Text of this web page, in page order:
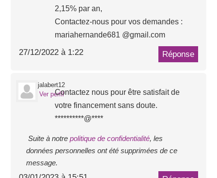
2,15% par an,
Contactez-nous pour vos demandes :
mariahernande681 @gmail.com
27/12/2022 à 1:22 Réponse
jalabert12
Ver perfilContactez nous pour être satisfait de
votre financement sans doute.
**********@****
Suite à notrepolitique de confidentialité, les
données personnelles ont été supprimées de ce
message.